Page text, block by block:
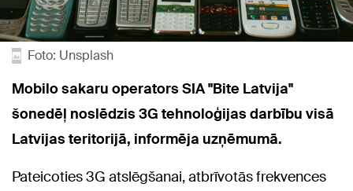
Foto: Unsplash
Mobilo sakaru operators SIA "Bite Latvija"
šonedēļ noslēdzis 3G tehnoloģijas darbību visā
Latvijas teritorijā, informēja uzņēmumā.
Pateicoties 3G atslēgšanai, atbrīvotās frekvences